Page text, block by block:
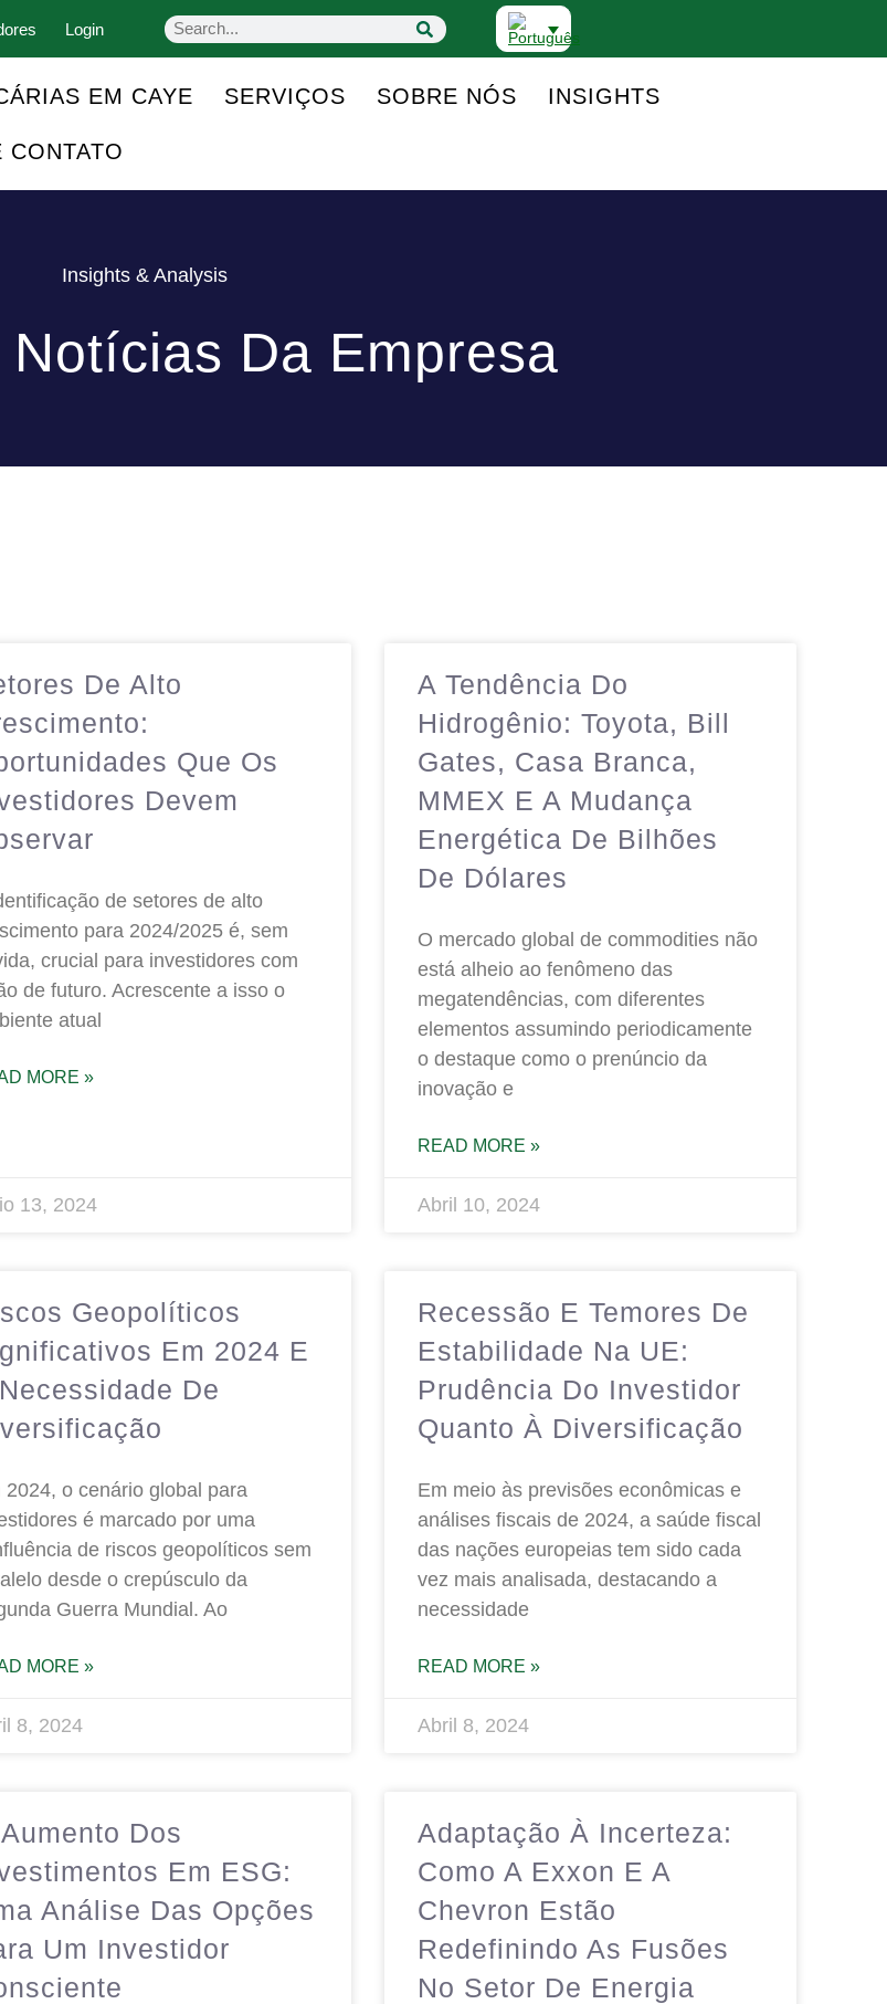
Login
EM CAYE SERVIÇOS SOBRE NÓS INSIGHTS
CONTATO
Insights & Analysis
Da Empresa
De Alto
Que Os
Devem
de setores de alto
para 2024/2025 é, sem
crucial para investidores com
de futuro. Acrescente a isso o
atual
MORE »
13, 2024
A Tendência Do
Hidrogênio: Toyota, Bill
Gates, Casa Branca,
MMEX E A Mudança
Energética De Bilhões
De Dólares
O mercado global de commodities não
está alheio ao fenômeno das
megatendências, com diferentes
elementos assumindo periodicamente
o destaque como o prenúncio da
inovação e
READ MORE »
Abril 10, 2024
Geopolíticos
Em 2024 E
De
2024, o cenário global para
é marcado por uma
de riscos geopolíticos sem
desde o crepúsculo da
Guerra Mundial. Ao
MORE »
8, 2024
Recessão E Temores De
Estabilidade Na UE:
Prudência Do Investidor
Quanto À Diversificação
Em meio às previsões econômicas e
análises fiscais de 2024, a saúde fiscal
das nações europeias tem sido cada
vez mais analisada, destacando a
necessidade
READ MORE »
Abril 8, 2024
Dos
Em ESG:
Análise Das Opções
Um Investidor
Adaptação À Incerteza:
Como A Exxon E A
Chevron Estão
Redefinindo As Fusões
No Setor De Energia